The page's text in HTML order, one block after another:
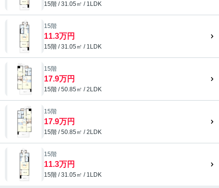
15階 / 31.05㎡ / 1LDK
15階
11.3万円
15階 / 31.05㎡ / 1LDK
15階
17.9万円
15階 / 50.85㎡ / 2LDK
15階
17.9万円
15階 / 50.85㎡ / 2LDK
15階
11.3万円
15階 / 31.05㎡ / 1LDK